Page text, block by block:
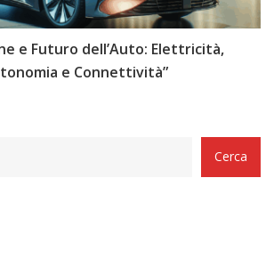
e Futuro dell’Auto: Elettricità,
e Connettività”
Cerca